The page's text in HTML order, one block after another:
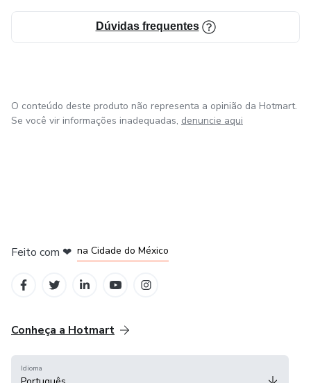
Dúvidas frequentes
O conteúdo deste produto não representa a opinião da Hotmart.
Se você vir informações inadequadas, denuncie aqui
Feito com ❤ na Cidade do México
Conheça a Hotmart
Idioma